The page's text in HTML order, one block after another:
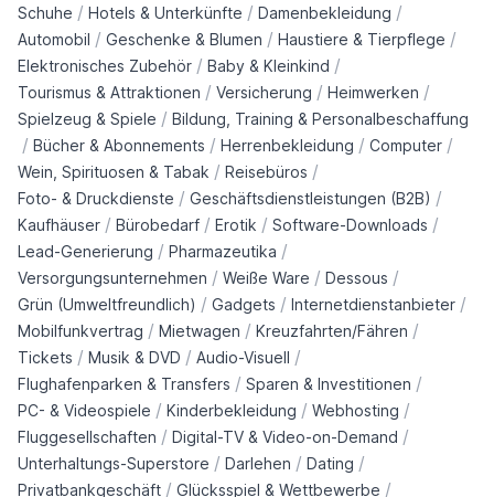
Schuhe / Hotels & Unterkünfte / Damenbekleidung /
Automobil / Geschenke & Blumen / Haustiere & Tierpflege /
Elektronisches Zubehör / Baby & Kleinkind /
Tourismus & Attraktionen / Versicherung / Heimwerken /
Spielzeug & Spiele / Bildung, Training & Personalbeschaffung
/ Bücher & Abonnements / Herrenbekleidung / Computer /
Wein, Spirituosen & Tabak / Reisebüros /
Foto- & Druckdienste / Geschäftsdienstleistungen (B2B) /
Kaufhäuser / Bürobedarf / Erotik / Software-Downloads /
Lead-Generierung / Pharmazeutika /
Versorgungsunternehmen / Weiße Ware / Dessous /
Grün (Umweltfreundlich) / Gadgets / Internetdienstanbieter /
Mobilfunkvertrag / Mietwagen / Kreuzfahrten/Fähren /
Tickets / Musik & DVD / Audio-Visuell /
Flughafenparken & Transfers / Sparen & Investitionen /
PC- & Videospiele / Kinderbekleidung / Webhosting /
Fluggesellschaften / Digital-TV & Video-on-Demand /
Unterhaltungs-Superstore / Darlehen / Dating /
Privatbankgeschäft / Glücksspiel & Wettbewerbe /